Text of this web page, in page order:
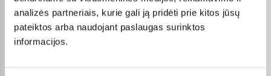
analizės partneriais, kurie gali ją pridėti prie kitos jūsų
pateiktos arba naudojant paslaugas surinktos
informacijos.
DUK
Kokie Fittydent Burnos ir dantų priežiūros